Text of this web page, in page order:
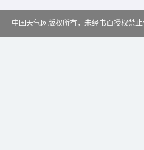
中国天气网版权所有，未经书面授权